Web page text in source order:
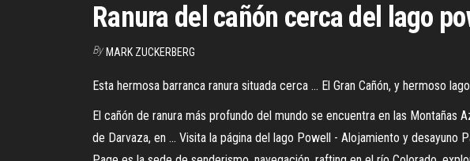
Ranura del cañón cerca del lago
By MARK ZUCKERBERG
Esta hermosa barranca ranura situada cerca ... El Gran Cañón, y hermoso
El cañón de ranura más profundo del mundo se encuentra en las Montañas
de Darvaza, en ... Visita la página del lago Powell - Alojamiento y